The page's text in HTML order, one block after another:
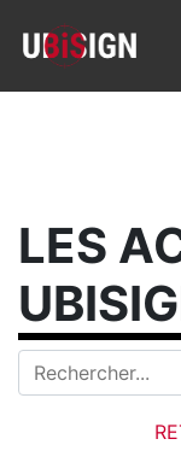
LES